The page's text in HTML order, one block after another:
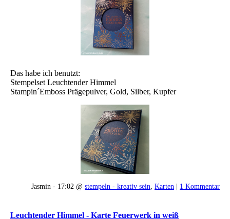
Das habe ich benutzt:
Stempelset Leuchtender Himmel
Stampin´Emboss Prägepulver, Gold, Silber, Kupfer
Jasmin - 17:02 @ stempeln - kreativ sein Karten | 1 Kommentar
Leuchtender Himmel - Karte Feuerwerk in weiß